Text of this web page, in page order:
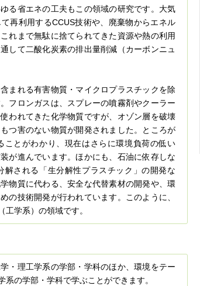
る省エネの工夫もこの領域の研究です。大気
再利用するCCUS技術や、廃棄物からエネル
れまで無駄に捨てられてきた資源や熱の利用
して二酸化炭素の排出量削減（カーボンニュ
まれる有害物質・マイクロプラスチックを除
フロンガスは、スプレーの噴霧剤やクーラー
われてきた化学物質ですが、オゾン層を破壊
つ害のない物質が開発されました。ところが
とがわかり、現在はさらに環境負荷の低い
が進んでいます。ほかにも、石油に依存しな
される「生分解性プラスチック」の開発な
物質に代わる、安全な代替素材の開発や、環
の技術開発が行われています。このように、
学系）の領域です。
・理工学系の学部・学科のほか、環境をテー
の学部・学科で学ぶことができます。